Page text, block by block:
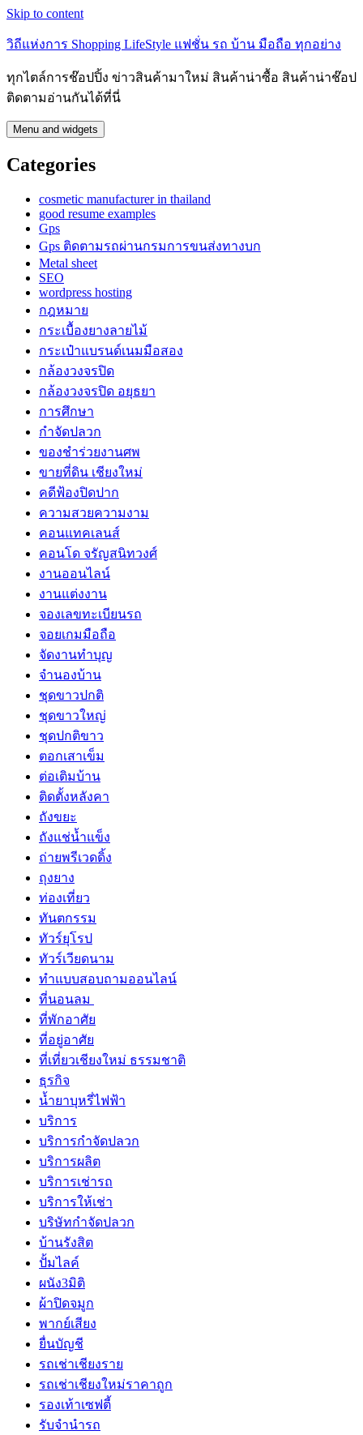
Skip to content
วิถีแห่งการ Shopping LifeStyle แฟชั่น รถ บ้าน มือถือ ทุกอย่าง
ทุกไตล์การช๊อปปิ้ง ข่าวสินค้ามาใหม่ สินค้าน่าซื้อ สินค้าน่าช๊อป
ติดตามอ่านกันได้ที่นี่
Menu and widgets
Categories
cosmetic manufacturer in thailand
good resume examples
Gps
Gps ติดตามรถผ่านกรมการขนส่งทางบก
Metal sheet
SEO
wordpress hosting
กฎหมาย
กระเบื้องยางลายไม้
กระเป๋าแบรนด์เนมมือสอง
กล้องวงจรปิด
กล้องวงจรปิด อยุธยา
การศึกษา
กำจัดปลวก
ของชำร่วยงานศพ
ขายที่ดิน เชียงใหม่
คดีฟ้องปิดปาก
ความสวยความงาม
คอนแทคเลนส์
คอนโด จรัญสนิทวงศ์
งานออนไลน์
งานแต่งงาน
จองเลขทะเบียนรถ
จอยเกมมือถือ
จัดงานทำบุญ
จำนองบ้าน
ชุดขาวปกติ
ชุดขาวใหญ่
ชุดปกติขาว
ตอกเสาเข็ม
ต่อเติมบ้าน
ติดตั้งหลังคา
ถังขยะ
ถังแช่น้ำแข็ง
ถ่ายพรีเวดดิ้ง
ถุงยาง
ท่องเที่ยว
ทันตกรรม
ทัวร์ยุโรป
ทัวร์เวียดนาม
ทำแบบสอบถามออนไลน์
ที่นอนลม
ที่พักอาศัย
ที่อยู่อาศัย
ที่เที่ยวเชียงใหม่ ธรรมชาติ
ธุรกิจ
น้ำยาบุหรี่ไฟฟ้า
บริการ
บริการกำจัดปลวก
บริการผลิต
บริการเช่ารถ
บริการให้เช่า
บริษัทกำจัดปลวก
บ้านรังสิต
ปั้มไลค์
ผนัง3มิติ
ผ้าปิดจมูก
พากย์เสียง
ยื่นบัญชี
รถเช่าเชียงราย
รถเช่าเชียงใหม่ราคาถูก
รองเท้าเซฟตี้
รับจำนำรถ